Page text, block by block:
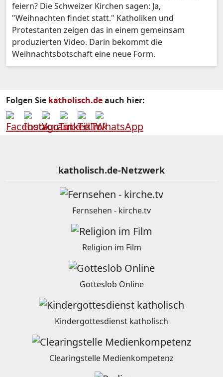
feiern? Die Schweizer Kirchen sagen: Ja,
"Weihnachten findet statt." Katholiken und
Protestanten zeigen das in einem gemeinsam
produzierten Video. Darin bekommt die
Weihnachtsbotschaft eine neue Form.
Folgen Sie katholisch.deauch hier:
katholisch.de-Netzwerk
Fernsehen - kirche.tv
Religion im Film
Gotteslob Online
Kindergottesdienst katholisch
Clearingstelle Medienkompetenz